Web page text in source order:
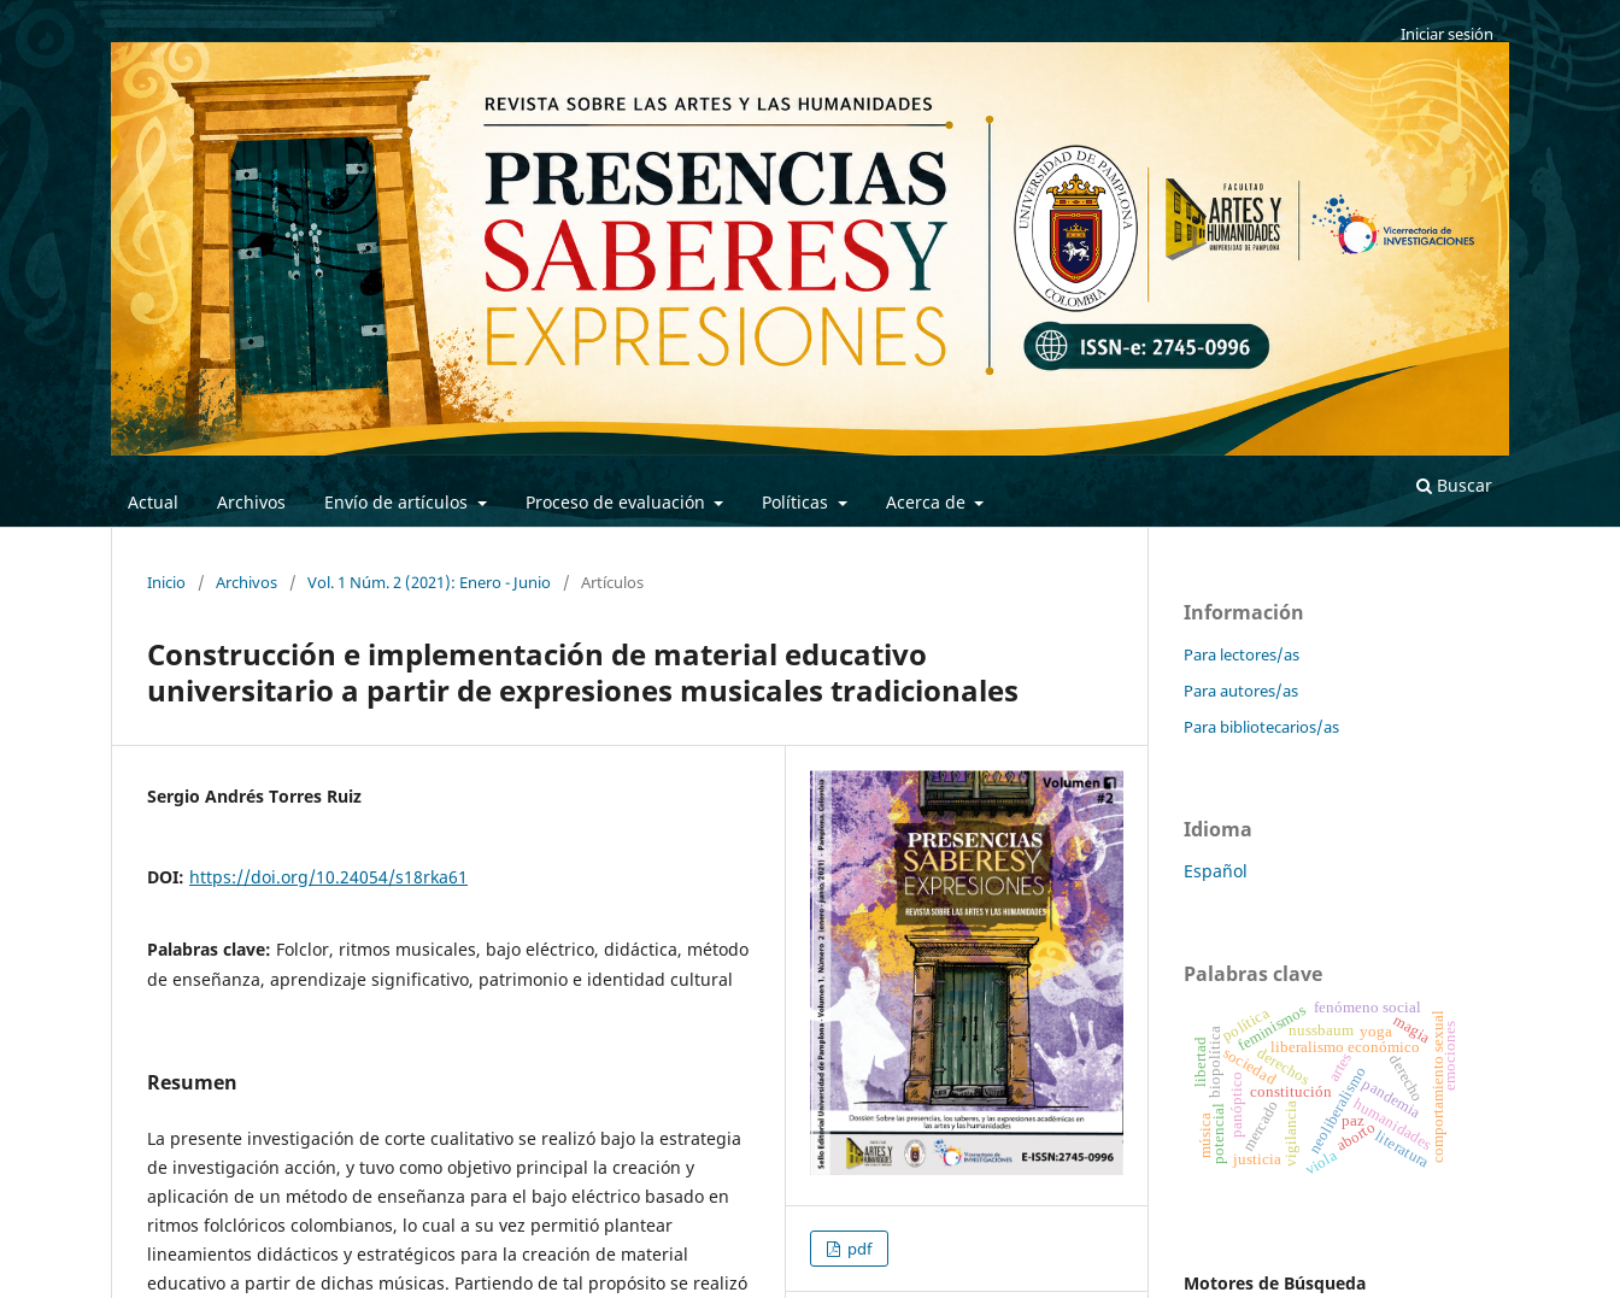
Actual Archivos Envío de artículos Proceso de evaluación Políticas Acerca de
Buscar
Iniciar sesión
Inicio / Archivos / Vol. 1 Núm. 2 (2021): Enero - Junio / Artículos
Construcción e implementación de material educativo
universitario a partir de expresiones musicales tradicionales
Sergio Andrés Torres Ruiz
DOI: https://doi.org/10.24054/s18rka61
Palabras clave: Folclor, ritmos musicales, bajo eléctrico, didáctica, método
de enseñanza, aprendizaje significativo, patrimonio e identidad cultural
Resumen
La presente investigación de corte cualitativo se realizó bajo la estrategia
de investigación acción, y tuvo como objetivo principal la creación y
aplicación de un método de enseñanza para el bajo eléctrico basado en
ritmos folclóricos colombianos, lo cual a su vez permitió plantear
lineamientos didácticos y estratégicos para la creación de material
educativo a partir de dichas músicas. Partiendo de tal propósito se realizó
pdf
Información
Para lectores/as
Para autores/as
Para bibliotecarios/as
Idioma
Español
Palabras clave
liberalismo económico
neoliberalismo
mercado
constitución
derechos
sociedad
paz
artes
humanidades
biopolítica comportamiento sexual
pandemia
panóptico vigilancia aborto
feminismosnussbaum emociones
derecho
literatura
fenómeno social
justicia
libertad
magia
política
potencial
música
yoga
viola
Motores de Búsqueda